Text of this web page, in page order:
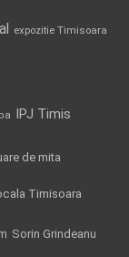
expozitie Timisoara
IPJ Timis
de mita
Timisoara
Sorin Grindeanu